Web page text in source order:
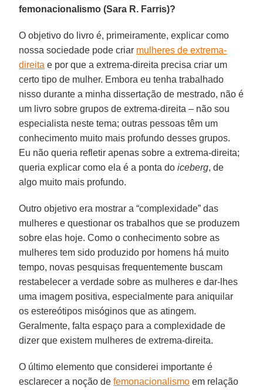
femonacionalismo (Sara R. Farris)?
O objetivo do livro é, primeiramente, explicar como
nossa sociedade pode criar mulheres de extrema-
direita e por que a extrema-direita precisa criar um
certo tipo de mulher. Embora eu tenha trabalhado
nisso durante a minha dissertação de mestrado, não é
um livro sobre grupos de extrema-direita – não sou
especialista neste tema; outras pessoas têm um
conhecimento muito mais profundo desses grupos.
Eu não queria refletir apenas sobre a extrema-direita;
queria explicar como ela é a ponta doiceberg, de
algo muito mais profundo.
Outro objetivo era mostrar a “complexidade” das
mulheres e questionar os trabalhos que se produzem
sobre elas hoje. Como o conhecimento sobre as
mulheres tem sido produzido por homens há muito
tempo, novas pesquisas frequentemente buscam
restabelecer a verdade sobre as mulheres e dar-lhes
uma imagem positiva, especialmente para aniquilar
os estereótipos misóginos que as atingem.
Geralmente, falta espaço para a complexidade de
dizer que existem mulheres de extrema-direita.
O último elemento que considerei importante é
esclarecer a noção defemonacionalismo em relação